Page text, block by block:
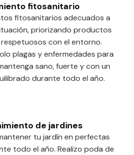
fitosanitario
fitosanitarios adecuados a
priorizando productos
con el entorno.
plagas y enfermedades para
sano, fuerte y con un
durante todo el año.
de jardines
tu jardín en perfectas
todo el año. Realizo poda de